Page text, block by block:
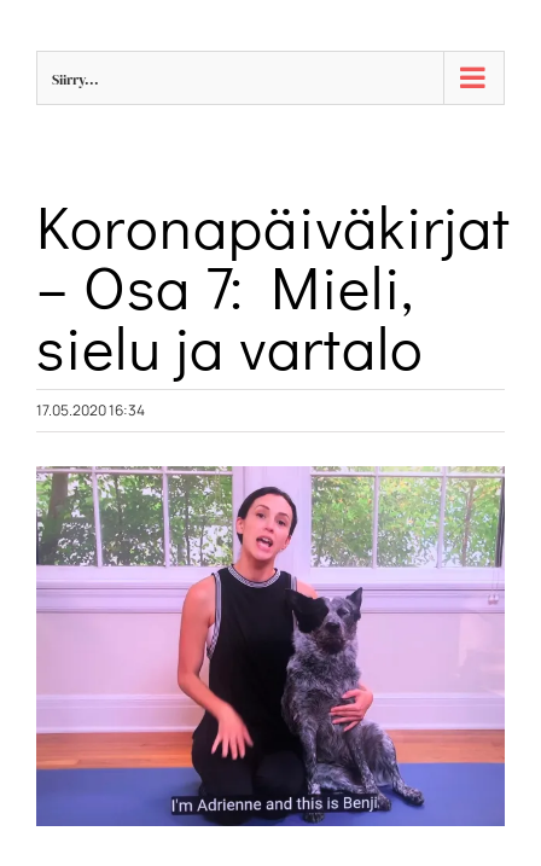
Siirry...
Koronapäiväkirjat
– Osa 7: Mieli,
sielu ja vartalo
17.05.2020 16:34
Katso
kuvaa
isompana